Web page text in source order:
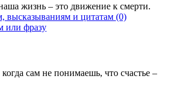
жизнь – это движение к смерти.
(0)
сам не понимаешь, что счастье –